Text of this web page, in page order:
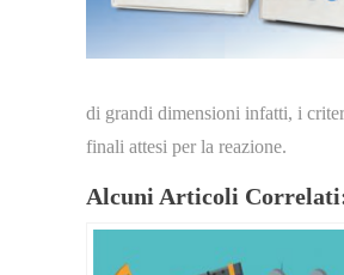
di grandi dimensioni infatti, i
finali attesi per la reazione.
Alcuni Articoli